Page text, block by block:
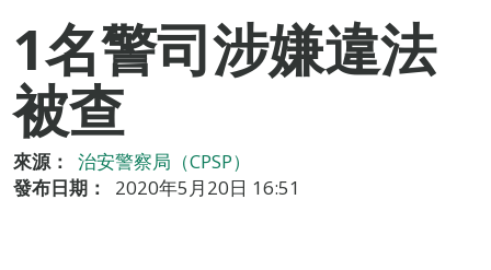
1名警司涉嫌違法
被查
來源：
治安警察局（CPSP）
發布日期：
2020年5月20日 16:51